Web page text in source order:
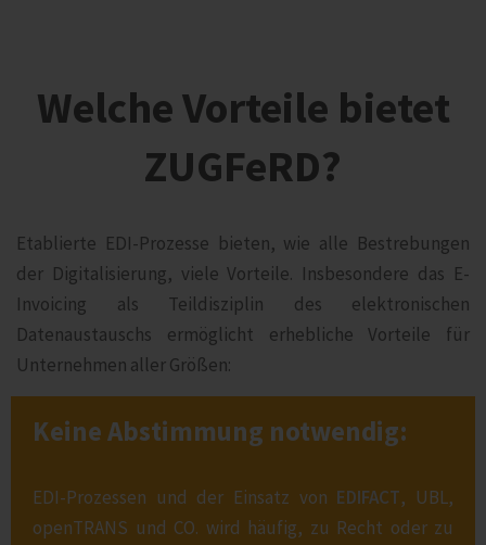
Welche Vorteile bietet
ZUGFeRD?
Etablierte EDI-Prozesse bieten, wie alle Bestrebungen
der Digitalisierung, viele Vorteile. Insbesondere das E-
Invoicing als Teildisziplin des elektronischen
Datenaustauschs ermöglicht erhebliche Vorteile für
Unternehmen aller Größen:
Keine Abstimmung notwendig:
EDI-Prozessen und der Einsatz von EDIFACT, UBL,
openTRANS und CO. wird häufig, zu Recht oder zu